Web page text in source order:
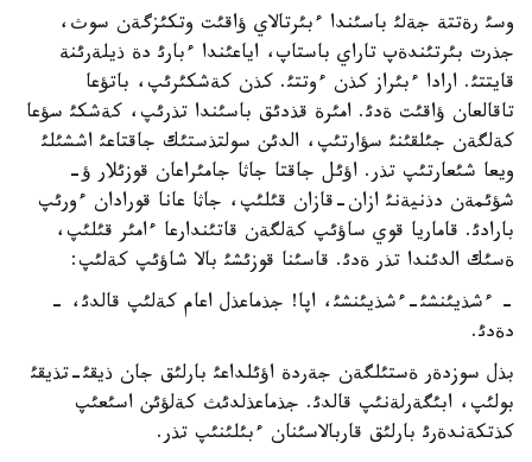
وسئ رةتتة جةلئ باسئندا ءبئرتالاي ؤاقئت وتكئزگةن سوث،
جذرت بئرتئندةپ تاراي باستاپ، اياعئندا ءبارئ دة ذيلةرئنة
قايتتئ. ارادا ءبئراز كذن ءوتتئ. كذن كةشكئرئپ، باتؤعا
تاقالعان ؤاقئت ةدئ. امئرة قذدئق باسئندا تذرئپ، كةشكئ سؤعا
كةلگةن جئلقئنئ سؤارتئپ، الدئن سولتذستئك جاقتاعئ اششئلئ
ويعا شئعارتئپ تذر. اؤئل جاقتا جاثا جامئراعان قوزئلار ؤ-
شؤئمةن دذنيةنئ ازان-قازان قئلئپ، جاثا عانا قورادان ءورئپ
بارادئ. قاماريا قوي ساؤئپ كةلگةن قاتئندارعا ءامئر قئلئپ،
ةسئك الدئندا تذر ةدئ. قاسئنا قوزئشئ بالا شاؤئپ كةلئپ:
- ءشذيئنشئ-ءشذيئنشئ، اپا! جذماعذل اعام كةلئپ قالدئ، -
دةدئ.
بذل سوزدةر ةستئلگةن جةردة اؤئلداعئ بارلئق جان ذيقئ-تذيقئ
بولئپ، ابئگةرلةنئپ قالدئ. جذماعذلدئث كةلؤئن اسئعئپ
كذتكةندةرئ بارلئق قاربالاسئنان ءبئلئنئپ تذر.